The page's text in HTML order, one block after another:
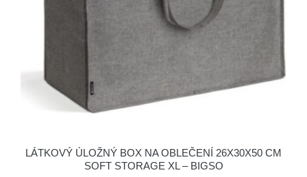
LÁTKOVÝ ÚLOŽNÝ BOX NA OBLEČENÍ 26X30X50 CM
SOFT STORAGE XL – BIGSO